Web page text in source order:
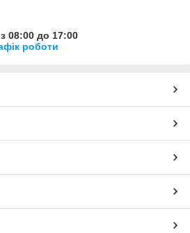
08:00 до 17:00
роботи